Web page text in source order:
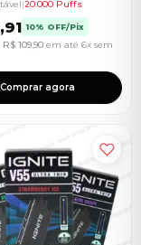
|20.000 Puffs
10% OFF/Pix
R$ 109,90 em até 6x sem
Comprar agora